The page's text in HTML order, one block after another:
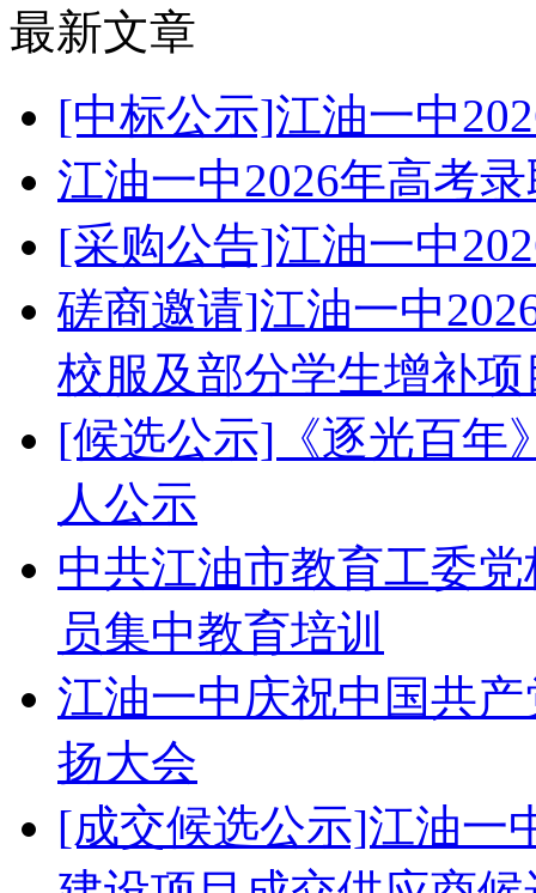
最新文章
[中标公示]江油一中
江油一中2026年高考
[采购公告]江油一中
磋商邀请]江油一中
校服及部分学生增补项
[候选公示]《逐光百年
人公示
中共江油市教育工委
员集中教育培训
江油一中庆祝中国共
扬大会
[成交候选公示]江油一